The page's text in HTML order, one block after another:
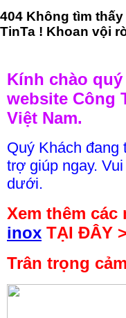
404 Không tìm
TinTa ! Khoan vội
Kính chào
website Công
Việt Nam.
Quý Khách đang
trợ giúp ngay.
dưới.
Xem thêm các
inox TẠI ĐÂY
Trân trọng